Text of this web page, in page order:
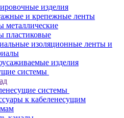
изделия
и крепежные ленты
металлические
пластиковые
изоляционные ленты и
изделия
системы
системы
к кабеленесущим